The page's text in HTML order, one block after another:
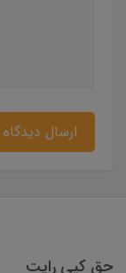
ارسال دیدگاه
حق کپی رایت